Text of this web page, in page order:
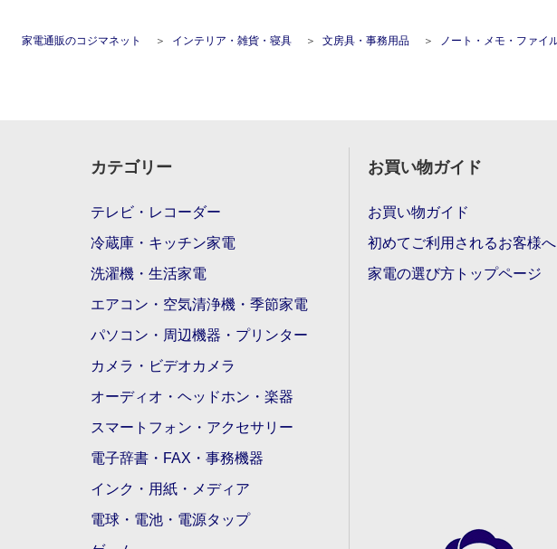
家電通販のコジマネット インテリア・雑貨・寝具 文房具・事務用品 ノート・メモ・ファイ
カテゴリー
テレビ・レコーダー
冷蔵庫・キッチン家電
洗濯機・生活家電
エアコン・空気清浄機・季節家電
パソコン・周辺機器・プリンター
カメラ・ビデオカメラ
オーディオ・ヘッドホン・楽器
スマートフォン・アクセサリー
電子辞書・FAX・事務機器
インク・用紙・メディア
電球・電池・電源タップ
お買い物ガイド
お買い物ガイド
初めてご利用されるお客様へ
家電の選び方トップページ